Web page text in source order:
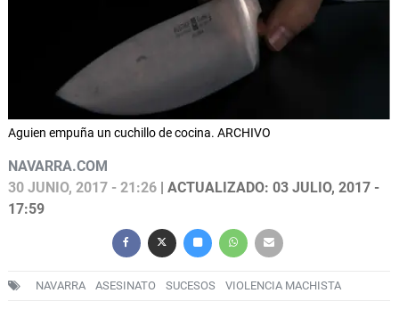
Aguien empuña un cuchillo de cocina. ARCHIVO
NAVARRA.COM
30 JUNIO, 2017 - 21:26 | ACTUALIZADO: 03 JULIO, 2017 -
17:59
NAVARRA ASESINATO SUCESOS VIOLENCIA MACHISTA